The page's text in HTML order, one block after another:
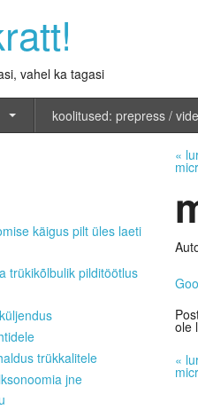
vahel ka tagasi
koolitused: prepress /
«
ole
«
käigus pilt üles laeti
trükikõlbulik pilditöötlus
trükkalitele
jne